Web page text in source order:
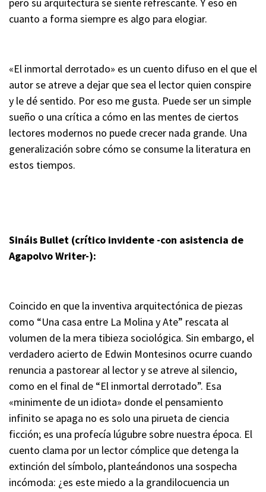
pero su arquitectura se siente refrescante. Y eso en
cuanto a forma siempre es algo para elogiar.
«El inmortal derrotado» es un cuento difuso en el que el
autor se atreve a dejar que sea el lector quien conspire
y le dé sentido. Por eso me gusta. Puede ser un simple
sueño o una crítica a cómo en las mentes de ciertos
lectores modernos no puede crecer nada grande. Una
generalización sobre cómo se consume la literatura en
estos tiempos.
Sináis Bullet (crítico invidente -con asistencia de
Agapolvo Writer-):
Coincido en que la inventiva arquitectónica de piezas
como “Una casa entre La Molina y Ate” rescata al
volumen de la mera tibieza sociológica. Sin embargo, el
verdadero acierto de Edwin Montesinos ocurre cuando
renuncia a pastorear al lector y se atreve al silencio,
como en el final de “El inmortal derrotado”. Esa
«minimente de un idiota» donde el pensamiento
infinito se apaga no es solo una pirueta de ciencia
ficción; es una profecía lúgubre sobre nuestra época. El
cuento clama por un lector cómplice que detenga la
extinción del símbolo, planteándonos una sospecha
incómoda: ¿es este miedo a la grandilocuencia un